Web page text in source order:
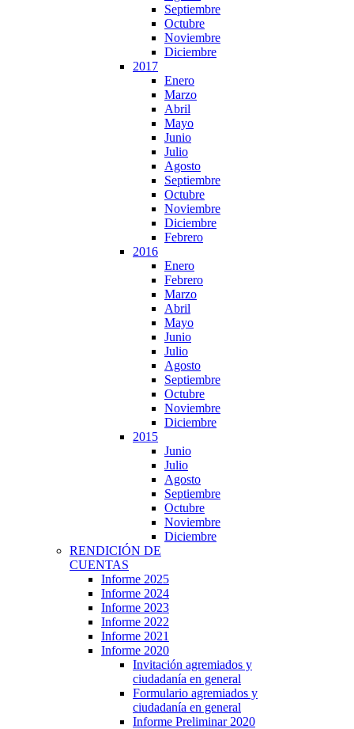
Septiembre
Octubre
Noviembre
Diciembre
2017
Enero
Marzo
Abril
Mayo
Junio
Julio
Agosto
Septiembre
Octubre
Noviembre
Diciembre
Febrero
2016
Enero
Febrero
Marzo
Abril
Mayo
Junio
Julio
Agosto
Septiembre
Octubre
Noviembre
Diciembre
2015
Junio
Julio
Agosto
Septiembre
Octubre
Noviembre
Diciembre
RENDICIÓN DE
CUENTAS
Informe 2025
Informe 2024
Informe 2023
Informe 2022
Informe 2021
Informe 2020
Invitación agremiados y
ciudadanía en general
Formulario agremiados y
ciudadanía en general
Informe Preliminar 2020